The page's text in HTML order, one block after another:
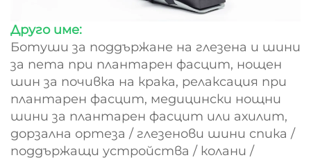
Друго име:
Ботуши за поддържане на глезена и шини
за пета при плантарен фасцит, нощен
шин за почивка на крака, релаксация при
плантарен фасцит, медицински нощни
шини за плантарен фасцит или ахилит,
дорзална ортеза / глезенови шини спика /
поддържащи устройства / колани /